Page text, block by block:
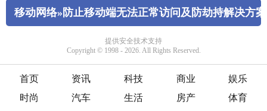
首页 资讯 科技 商业
娱乐
时尚
汽车 生活 房产
体育